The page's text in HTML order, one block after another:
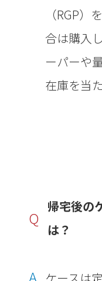
（RGP
合は購入
ーパーや
在庫を当
Q
帰宅後の
は？
A